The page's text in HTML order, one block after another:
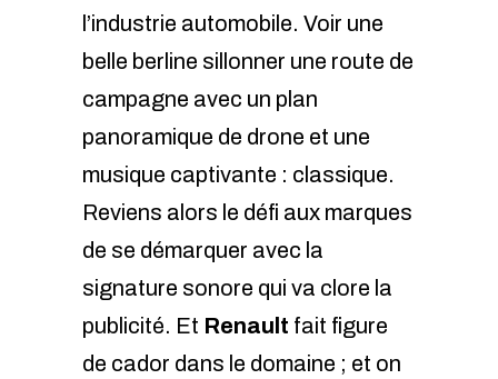
l’industrie automobile. Voir une
belle berline sillonner une route de
campagne avec un plan
panoramique de drone et une
musique captivante : classique.
Reviens alors le défi aux marques
de se démarquer avec la
signature sonore qui va clore la
publicité. Et Renault fait figure
de cador dans le domaine ; et on